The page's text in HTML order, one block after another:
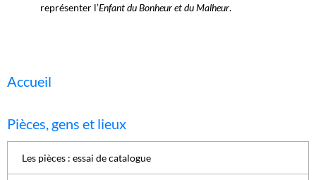
représenter l’Enfant du Bonheur et du Malheur.
Accueil
Pièces, gens et lieux
Les pièces : essai de catalogue